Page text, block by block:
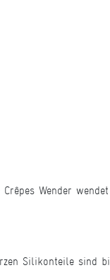
Wender
Silikonteile sind